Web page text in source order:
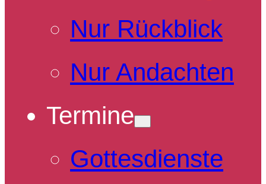
Nur Rückblick
Nur Andachten
Termine
Gottesdienste